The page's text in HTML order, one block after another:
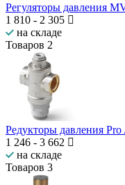
Регуляторы давления
1 810 - 2 305
на складе
Товаров 2
Редукторы давления Pro
1 246 - 3 662
на складе
Товаров 3